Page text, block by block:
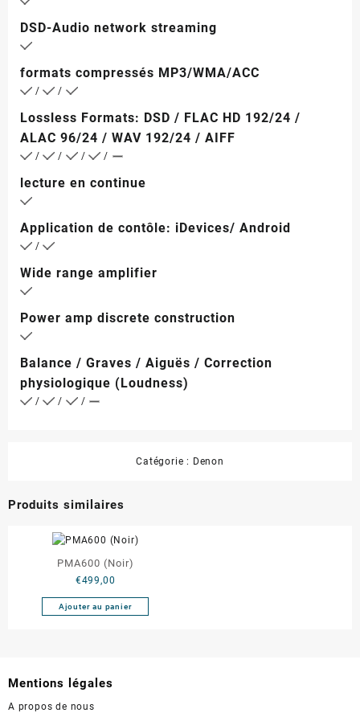
DSD-Audio network streaming
formats compressés MP3/WMA/ACC
/ /
Lossless Formats: DSD / FLAC HD 192/24 /
ALAC 96/24 / WAV 192/24 / AIFF
/ / / /
lecture en continue
Application de contôle: iDevices/ Android
/
Wide range amplifier
Power amp discrete construction
Balance / Graves / Aiguës / Correction
physiologique (Loudness)
/ / /
Catégorie : Denon
Produits similaires
PMA600 (Noir)
€499,00
Ajouter au panier
Mentions légales
A propos de nous